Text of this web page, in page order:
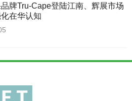
牌Tru-Cape登陆江南、辉展市场
在华认知